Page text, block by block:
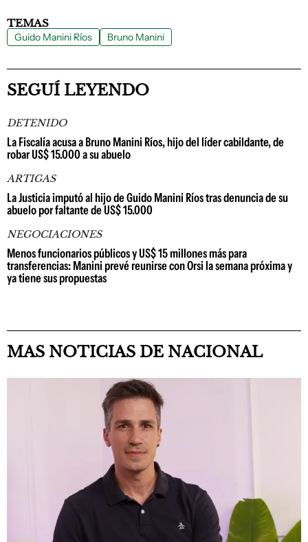
TEMAS
Guido Manini Ríos Bruno Manini
SEGUÍ LEYENDO
DETENIDO
La Fiscalía acusa a Bruno Manini Ríos, hijo del líder cabildante, de
robar US$ 15.000 a su abuelo
ARTIGAS
La Justicia imputó al hijo de Guido Manini Ríos tras denuncia de su
abuelo por faltante de US$ 15.000
NEGOCIACIONES
Menos funcionarios públicos y US$ 15 millones más para
transferencias: Manini prevé reunirse con Orsi la semana próxima y
ya tiene sus propuestas
MAS NOTICIAS DE NACIONAL